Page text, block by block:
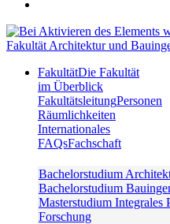
Fakultät Architektur und
FakultätDie Fakultät
im Überblick
FakultätsleitungPersonen
Räumlichkeiten
Internationales
FAQsFachschaft
Bachelorstudium
Bachelorstudium
Masterstudium Integrales
Forschung